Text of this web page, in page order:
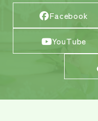
Facebook
YouTube